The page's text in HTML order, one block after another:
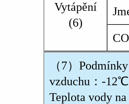
Vytápění
(6)
（7）
vzduchu：-
Teplota vody